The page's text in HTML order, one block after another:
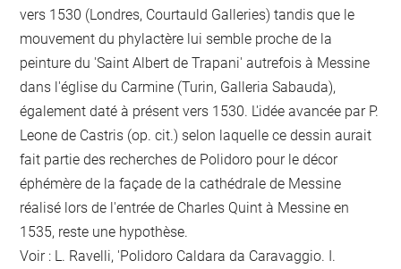
vers 1530 (Londres, Courtauld Galleries) tandis que le
mouvement du phylactère lui semble proche de la
peinture du 'Saint Albert de Trapani' autrefois à Messine
dans l'église du Carmine (Turin, Galleria Sabauda),
également daté à présent vers 1530. L'idée avancée par P.
Leone de Castris (op. cit.) selon laquelle ce dessin aurait
fait partie des recherches de Polidoro pour le décor
éphémère de la façade de la cathédrale de Messine
réalisé lors de l'entrée de Charles Quint à Messine en
1535, reste une hypothèse.
Voir : L. Ravelli, 'Polidoro Caldara da Caravaggio. I.